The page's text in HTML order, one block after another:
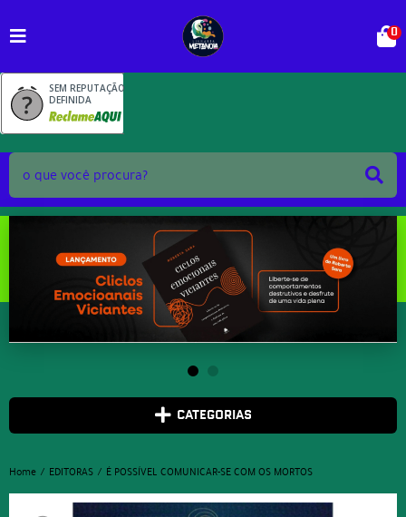
SEM REPUTAÇÃO
DEFINIDA
0
CATEGORIAS
Home EDITORAS É POSSÍVEL COMUNICAR-SE COM OS MORTOS